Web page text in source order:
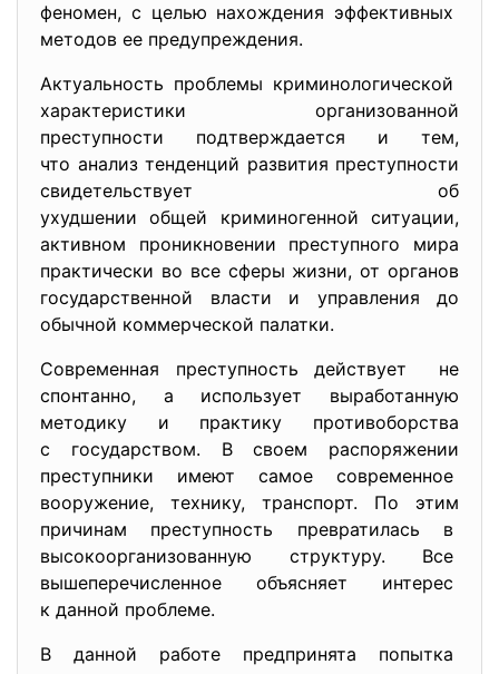
феномен, с целью нахождения эффективных
методов ее предупреждения.
Актуальность проблемы криминологической
характеристики организованной
преступности подтверждается и тем,
что анализ тенденций развития преступности
свидетельствует об
ухудшении общей криминогенной ситуации,
активном проникновении преступного мира
практически во все сферы жизни, от органов
государственной власти и управления до
обычной коммерческой палатки.
Современная преступность действует не
спонтанно, а использует выработанную
методику и практику противоборства
с государством. В своем распоряжении
преступники имеют самое современное
вооружение, технику, транспорт. По этим
причинам преступность превратилась в
высокоорганизованную структуру. Все
вышеперечисленное объясняет интерес
к данной проблеме.
В данной работе предпринята попытка